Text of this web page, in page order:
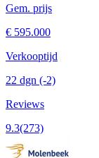
Gem. prijs
€ 595.000
Verkooptijd
22 dgn (-2)
Reviews
9.3(273)